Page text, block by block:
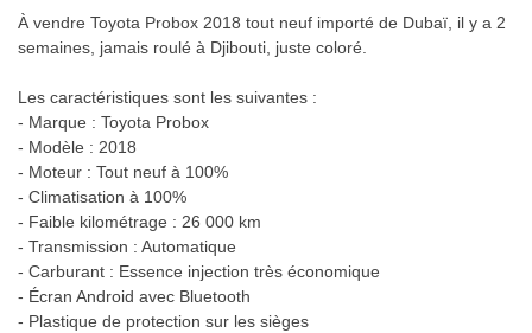
À vendre Toyota Probox 2018 tout neuf importé de Dubaï, il y a 2
semaines, jamais roulé à Djibouti, juste coloré.
Les caractéristiques sont les suivantes :
- Marque : Toyota Probox
- Modèle : 2018
- Moteur : Tout neuf à 100%
- Climatisation à 100%
- Faible kilométrage : 26 000 km
- Transmission : Automatique
- Carburant : Essence injection très économique
- Écran Android avec Bluetooth
- Plastique de protection sur les sièges